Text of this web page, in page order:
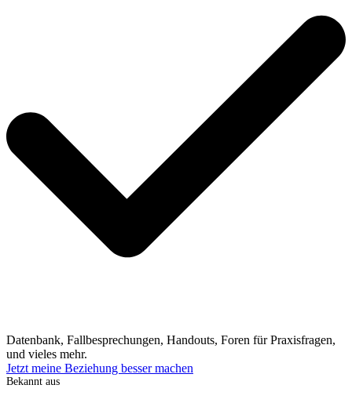
Datenbank, Fallbesprechungen, Handouts, Foren für Praxisfragen,
und vieles mehr.
Jetzt meine Beziehung besser machen
Bekannt aus